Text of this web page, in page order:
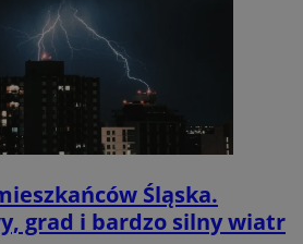
Śląska.
grad i bardzo silny wiatr